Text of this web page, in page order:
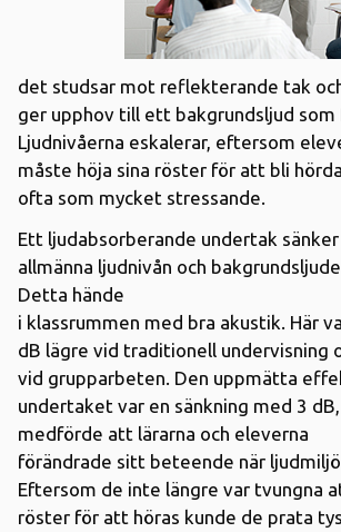
det studsar mot reflekterande tak
ger upphov till ett bakgrundsljud
Ljudnivåerna eskalerar, eftersom
måste höja sina röster för att bli
ofta som mycket stressande.
Ett ljudabsorberande undertak
allmänna ljudnivån och
Detta hände
i klassrummen med bra akustik. Här
dB lägre vid traditionell undervisning
vid grupparbeten. Den uppmätta
undertaket var en sänkning med 3
medförde att lärarna och eleverna
förändrade sitt beteende när
Eftersom de inte längre var tvungna
röster för att höras kunde de prata